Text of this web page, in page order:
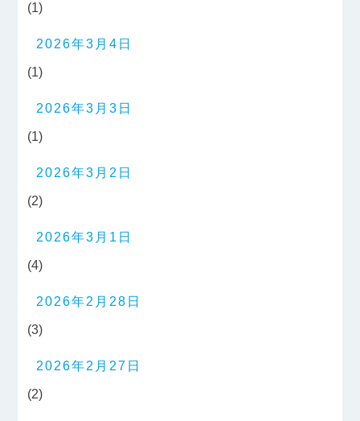
(1)
2026年3月4日
(1)
2026年3月3日
(1)
2026年3月2日
(2)
2026年3月1日
(4)
2026年2月28日
(3)
2026年2月27日
(2)